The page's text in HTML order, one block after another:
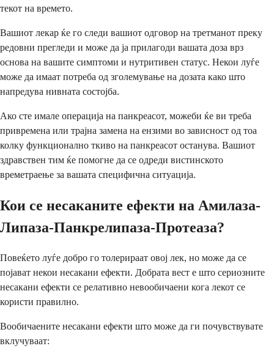
текот на времето.
Вашиот лекар ќе го следи вашиот одговор на третманот преку
редовни прегледи и може да ја прилагоди вашата доза врз
основа на вашите симптоми и нутритивен статус. Некои луѓе
може да имаат потреба од зголемување на дозата како што
напредува нивната состојба.
Ако сте имале операција на панкреасот, можеби ќе ви треба
привремена или трајна замена на ензими во зависност од тоа
колку функционално ткиво на панкреасот останува. Вашиот
здравствен тим ќе помогне да се одреди вистинското
времетраење за вашата специфична ситуација.
Кои се несаканите ефекти на Амилаза-
Липаза-Панкрелипаза-Протеаза?
Повеќето луѓе добро го толерираат овој лек, но може да се
појават некои несакани ефекти. Добрата вест е што сериозните
несакани ефекти се релативно невообичаени кога лекот се
користи правилно.
Вообичаените несакани ефекти што може да ги почувствувате
вклучуваат: